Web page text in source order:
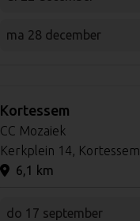
ma 28 december
Kortessem
CC Mozaiek
Kerkplein 14, Kortessem
6,1 km
do 17 september